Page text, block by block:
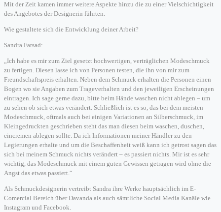
Mit der Zeit kamen immer weitere Aspekte hinzu die zu einer Vielschichtigkeit
des Angebotes der Designerin führten.
Wie gestaltete sich die Entwicklung deiner Arbeit?
Sandra Farsad:
„Ich habe es mir zum Ziel gesetzt hochwertigen, verträglichen Modeschmuck
zu fertigen. Diesen lasse ich von Personen testen, die ihn von mir zum
Freundschaftspreis erhalten. Neben dem Schmuck erhalten die Personen einen
Bogen wo sie Angaben zum Trageverhalten und den jeweiligen Erscheinungen
eintragen. Ich sage gerne dazu, bitte beim Hände waschen nicht ablegen – um
zu sehen ob sich etwas verändert. Schließlich ist es so, das bei dem meisten
Modeschmuck, oftmals auch bei einigen Variationen an Silberschmuck, im
Kleingedruckten geschrieben steht das man diesen beim waschen, duschen,
eincremen ablegen sollte. Da ich Informationen meiner Händler zu den
Legierungen erhalte und um die Beschaffenheit weiß kann ich getrost sagen das
sich bei meinem Schmuck nichts verändert – es passiert nichts. Mir ist es sehr
wichtig, das Modeschmuck mit einem guten Gewissen getragen wird ohne die
Angst das etwas passiert.“
Als Schmuckdesignerin vertreibt Sandra ihre Werke hauptsächlich im E-
Comercial Bereich über Davanda als auch sämtliche Social Media Kanäle wie
Instagram und Facebook.